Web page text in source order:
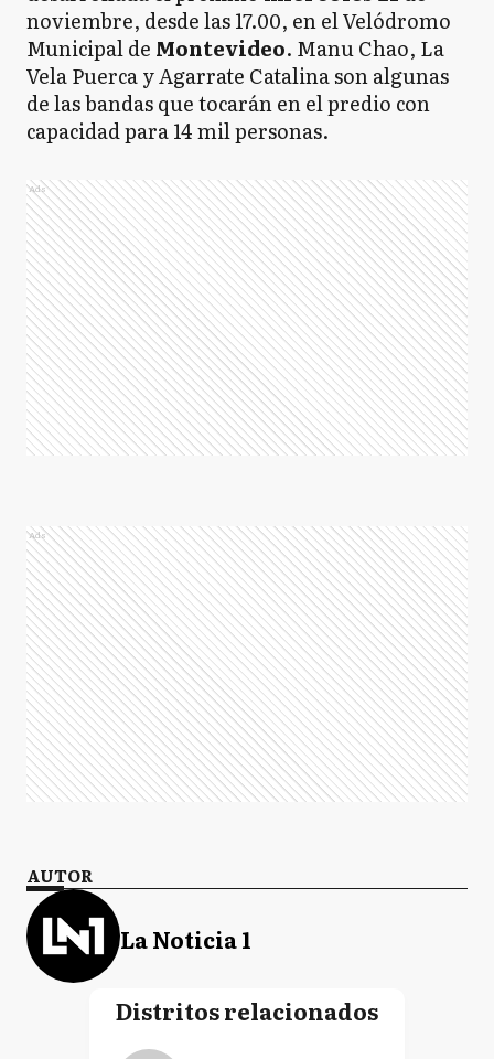
noviembre, desde las 17.00, en el Velódromo
Municipal de Montevideo. Manu Chao, La
Vela Puerca y Agarrate Catalina son algunas
de las bandas que tocarán en el predio con
capacidad para 14 mil personas.
Ads
Ads
AUTOR
La Noticia 1
Distritos relacionados